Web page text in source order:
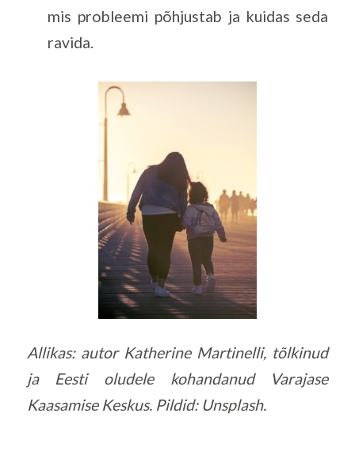
mis probleemi põhjustab ja kuidas seda
ravida.
Allikas: autor Katherine Martinelli, tõlkinud
ja Eesti oludele kohandanud Varajase
Kaasamise Keskus. Pildid: Unsplash.